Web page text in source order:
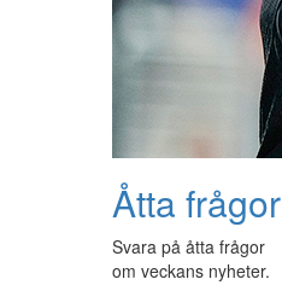
Åtta frågor
Svara på åtta frågor
om veckans nyheter.